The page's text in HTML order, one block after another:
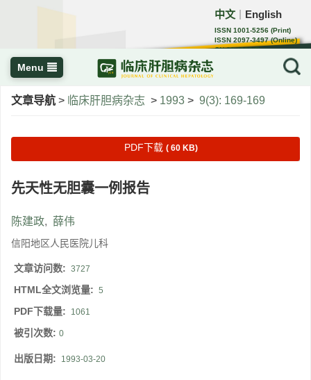
中文 English
ISSN 1001-5256 (Print)
ISSN 2097-3497 (Online)
CN 22-1108/R
Menu
文章导航 > 临床肝胆病杂志 > 1993 > 9(3): 169-169
PDF下载 ( 60 KB)
先天性无胆囊一例报告
陈建政, 薛伟
信阳地区人民医院儿科
文章访问数: 3727
HTML全文浏览量: 5
PDF下载量: 1061
被引次数: 0
出版日期: 1993-03-20